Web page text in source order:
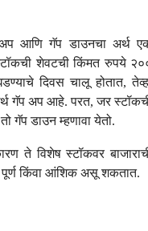
आणि गॅप डाउनचा अर्थ
शेवटची किंमत रुपये
दिवस चालू होतात,
गॅप अप आहे. परत, जर
गॅप डाउन म्हणावा येतो.
ते विशेष स्टॉकवर
पूर्ण किंवा आंशिक असू शकतात.